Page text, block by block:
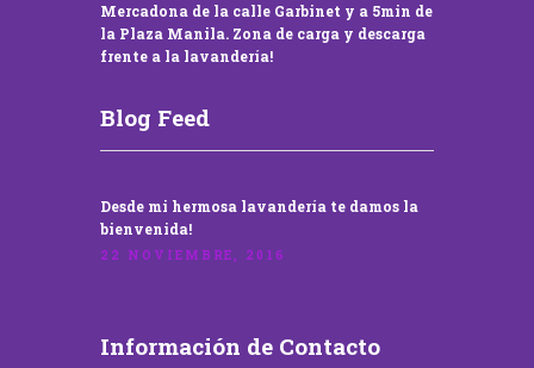
Mercadona de la calle Garbinet y a 5min de
la Plaza Manila. Zona de carga y descarga
frente a la lavandería!
Blog Feed
Desde mi hermosa lavandería te damos la
bienvenida!
22 NOVIEMBRE, 2016
Información de Contacto